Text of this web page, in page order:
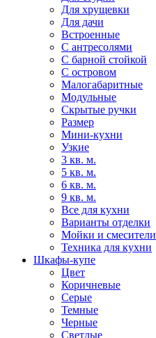
Для хрущевки
Для дачи
Встроенные
С антресолями
С барной стойкой
С островом
Малогабаритные
Модульные
Скрытые ручки
Размер
Мини-кухни
Узкие
3 кв. м.
5 кв. м.
6 кв. м.
9 кв. м.
Все для кухни
Варианты отделки
Мойки и смесители
Техника для кухни
Шкафы-купе
Цвет
Коричневые
Серые
Темные
Черные
Светлые